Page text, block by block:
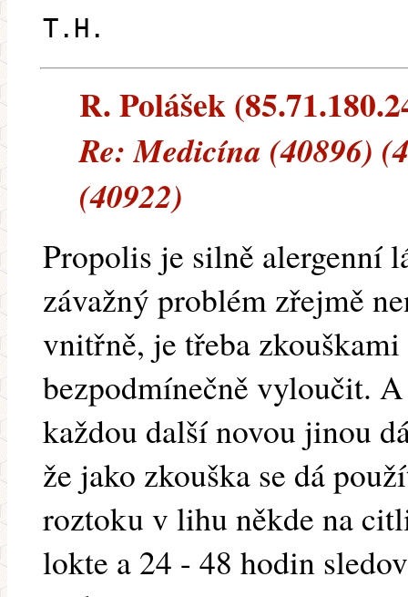
T.H.
R. Polášek
Re: Medicína (40896)
(40922)
Propolis je silně alergenní
závažný problém zřejmě
vnitřně, je třeba
bezpodmínečně vyloučit.
každou další novou jinou
že jako zkouška se dá
roztoku v lihu někde na
lokte a 24 - 48 hodin